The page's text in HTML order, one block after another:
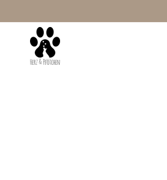
Inhalt